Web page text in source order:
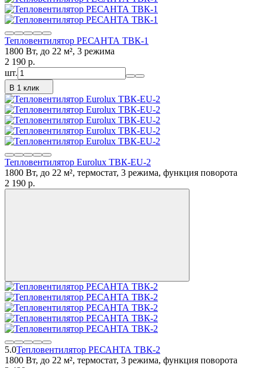
Тепловентилятор РЕСАНТА ТВК-1
1800 Вт, до 22 м², 3 режима
2 190 p.
шт.
В 1 клик
Тепловентилятор Eurolux ТВК-EU-2
1800 Вт, до 22 м², термостат, 3 режима, функция поворота
2 190 p.
5.0Тепловентилятор РЕСАНТА ТВК-2
1800 Вт, до 22 м², термостат, 3 режима, функция поворота